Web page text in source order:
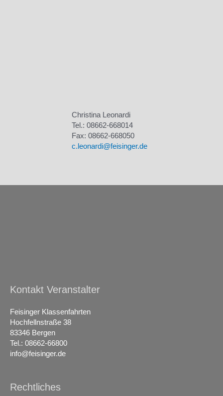
Christina Leonardi
Tel.: 08662-668014
Fax: 08662-668050
c.leonardi@feisinger.de
Kontakt Veranstalter
Feisinger Klassenfahrten
Hochfellnstraße 38
83346 Bergen
Tel.: 08662-66800
info@feisinger.de
Rechtliches